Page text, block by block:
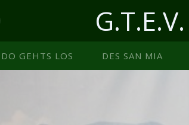
DO GEHTS LOS DES SAN MIA